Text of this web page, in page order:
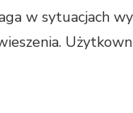
w sytuacjach